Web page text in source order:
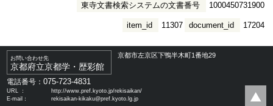
東寺文書検索システムの文書番号 1000450731900
document_id 17204
item_id 11307
お問い合わせ先
京都府立京都学・歴彩館
京都市左京区下鴨半木町1番地29
電話番号：075-723-4831
URL ：
http://www.pref.kyoto.jp/rekisaikan/
E-mail：
rekisaikan-kikaku@pref.kyoto.lg.jp